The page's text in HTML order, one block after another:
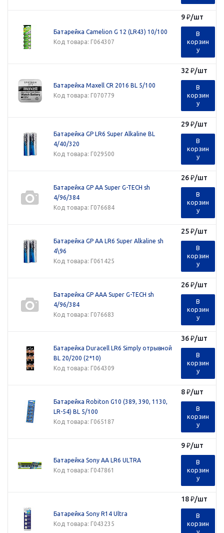
Батарейка Camelion G 12 (LR43) 10/100
Код товара: Г064307
9₽/шт
В
корзин
у
Батарейка Maxell CR 2016 BL 5/100
Код товара: Г070779
32 ₽/шт
В
корзин
у
Батарейка GP LR6 Super Alkaline BL
4/40/320
Код товара: Г029500
29₽/шт
В
корзин
у
Батарейка GP AA Super G-TECH sh
4/96/384
Код товара: Г076684
26₽/шт
В
корзин
у
Батарейка GP AA LR6 Super Alkaline sh
4\96
Код товара: Г061425
25₽/шт
В
корзин
у
Батарейка GP AAA Super G-TECH sh
4/96/384
Код товара: Г076683
26₽/шт
В
корзин
у
Батарейка Duracell LR6 Simply отрывной
BL 20/200 (2*10)
Код товара: Г064309
36₽/шт
В
корзин
у
Батарейка Robiton G10 (389, 390, 1130,
LR-54) BL 5/100
Код товара: Г065187
8₽/шт
В
корзин
у
Батарейка Sony AA LR6 ULTRA
Код товара: Г047861
9₽/шт
В
корзин
у
Батарейка Sony R14 Ultra
Код товара: Г043235
18₽/шт
В
корзин
у